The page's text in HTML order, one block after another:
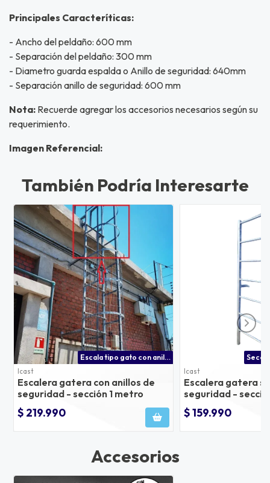
Principales Caracteríticas:
- Ancho del peldaño: 600 mm
- Separación del peldaño: 300 mm
- Diametro guarda espalda o Anillo de seguridad: 640mm
- Separación anillo de seguridad: 600 mm
Nota: Recuerde agregar los accesorios necesarios según su
requerimiento.
Imagen Referencial:
También Podría Interesarte
Escala tipo gato con anillos de seguridad 1 metro lineal
Icast
Escalera gatera con anillos de
seguridad - sección 1 metro
$ 219.990
Icast
Escalera gatera
seguridad -
$ 159.990
Accesorios